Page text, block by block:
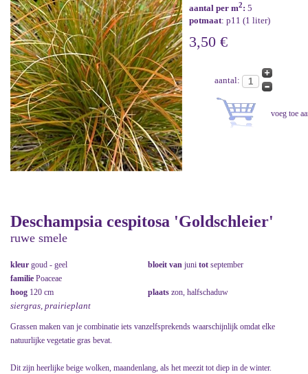
aantal per m2: 5
potmaat: p11 (1 liter)
3,50 €
aantal:
Deschampsia cespitosa 'Goldschleier'
ruwe smele
kleur goud - geel bloeit van juni tot september
familie Poaceae
hoog 120 cm plaats zon, halfschaduw
siergras, prairieplant
Grassen maken van je combinatie iets vanzelfsprekends waarschijnlijk omdat elke
natuurlijke vegetatie gras bevat.
Dit zijn heerlijke beige wolken, maandenlang, als het meezit tot diep in de winter.